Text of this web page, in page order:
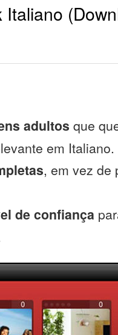
Italiano
adultos que
em Italiano.
, em vez de
de confiança